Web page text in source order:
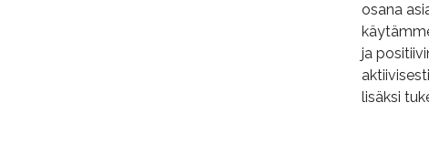
osana
ja
lisäksi